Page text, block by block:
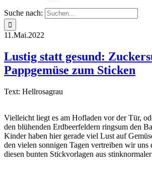
Suche nach:
11.Mai.2022
Lustig statt gesund:
Pappgemüse zum Sticken
Text: Hellrosagrau
Vielleicht liegt es am Hofladen vor der Tür,
den blühenden Erdbeerfeldern ringsum den
Kinder haben hier gerade viel Lust auf
den vielen sonnigen Tagen vertreiben wir uns
diesen bunten Stickvorlagen aus